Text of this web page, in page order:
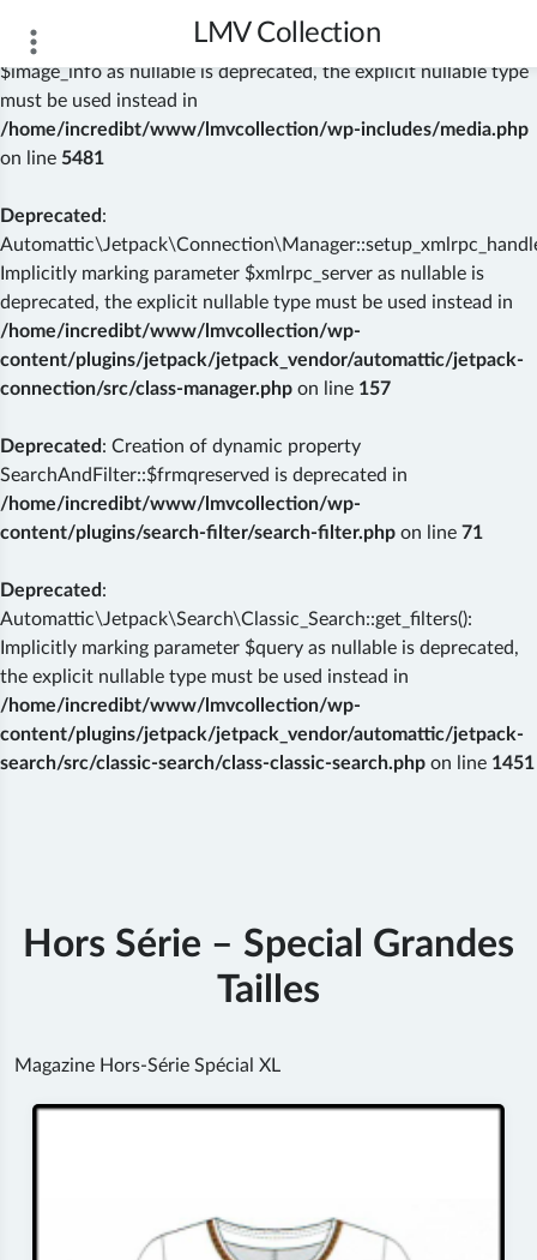
Deprecated
: wp_getimagesize(): Implicitly marking parameter
$image_info as nullable is deprecated, the explicit nullable type
must be used instead in
/home/incredibt/www/lmvcollection/wp-includes/media.php
on line 5481
Deprecated :
Implicitly marking parameter $xmlrpc_server as nullable is
deprecated, the explicit nullable type must be used instead in
/home/incredibt/www/lmvcollection/wp-
content/plugins/jetpack/jetpack_vendor/automattic/jetpack-
connection/src/class-manager.php on line 157
Deprecated : Creation of dynamic property
SearchAndFilter::$frmqreserved is deprecated in
/home/incredibt/www/lmvcollection/wp-
content/plugins/search-filter/search-filter.php on line 71
Deprecated :
Automattic\Jetpack\Search\Classic_Search::get_filters():
Implicitly marking parameter $query as nullable is deprecated,
the explicit nullable type must be used instead in
/home/incredibt/www/lmvcollection/wp-
content/plugins/jetpack/jetpack_vendor/automattic/jetpack-
search/src/classic-search/class-classic-search.php on line 1451
LMV Collection
Hors Série – Special Grandes
Tailles
Magazine Hors-Série Spécial XL